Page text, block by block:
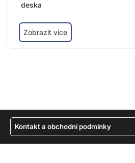
deska
Zobrazit více
Kontakt a obchodní podmínky